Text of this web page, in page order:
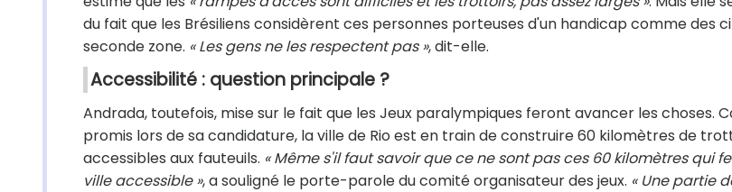
du fait que les Brésiliens considèrent ces personnes porteuses d'un handicap comme des
seconde zone. « Les gens ne les respectent pas », dit-elle.
Accessibilité : question principale ?
Andrada, toutefois, mise sur le fait que les Jeux paralympiques feront avancer les choses.
promis lors de sa candidature, la ville de Rio est en train de construire 60 kilomètres de
accessibles aux fauteuils. « Même s'il faut savoir que ce ne sont pas ces 60 kilomètres qui
ville accessible », a souligné le porte-parole du comité organisateur des jeux. « Une partie